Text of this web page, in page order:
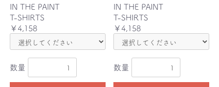
IN THE PAINT
T-SHIRTS
￥4,158
数量
IN THE PAINT
T-SHIRTS
￥4,158
数量